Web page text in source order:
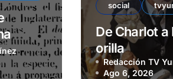
social
De Charlot a
orilla
Redacción TV
Ago 6, 2026